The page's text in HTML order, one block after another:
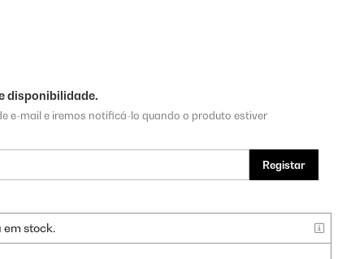
disponibilidade.
e-mail e iremos notificá-lo quando o produto estiver
Registar
em stock.